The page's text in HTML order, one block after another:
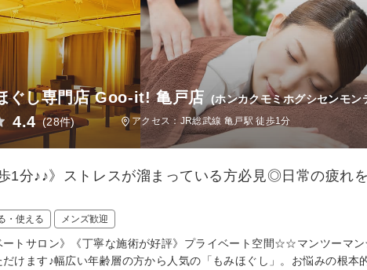
ぐし専門店 Goo-it! 亀戸店 (ホンカクモミホグシセンモン
4.4 (28件) アクセス：JR総武線 亀戸駅 徒歩1分
1分♪♪》ストレスが溜まっている方必見◎日常の疲れ
・使える メンズ歓迎
ートサロン》《丁寧な施術が好評》プライベート空間☆☆マンツーマ
だけます♪幅広い年齢層の方から人気の「もみほぐし」。お悩みの根